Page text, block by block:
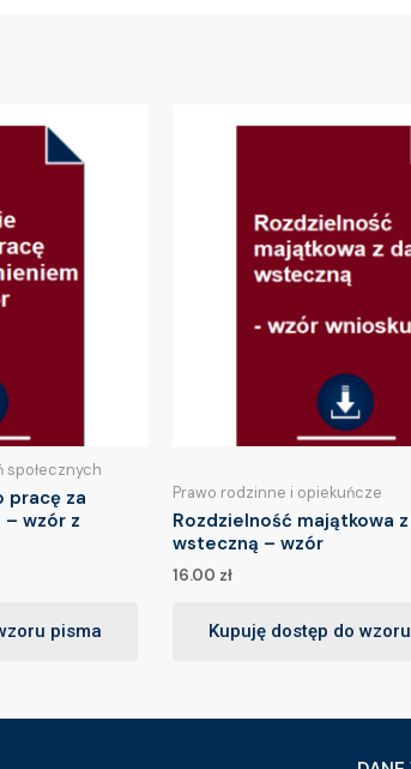
społecznych
pracę za
wzór z
pisma
Prawo rodzinne i opiekuńcze
Rozdzielność majątkowa
wsteczną – wzór
16.00 zł
Kupuję dostęp do